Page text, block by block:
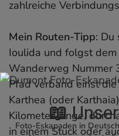
zahlreiche
Mein Routen-Tipp: Du
Ioulida und folgst
Wanderweg Nummer
Pfad verband einst
Karthea (oder
Kilometer lange,
in einem Stück oder
📖
Foto-Eskapaden in